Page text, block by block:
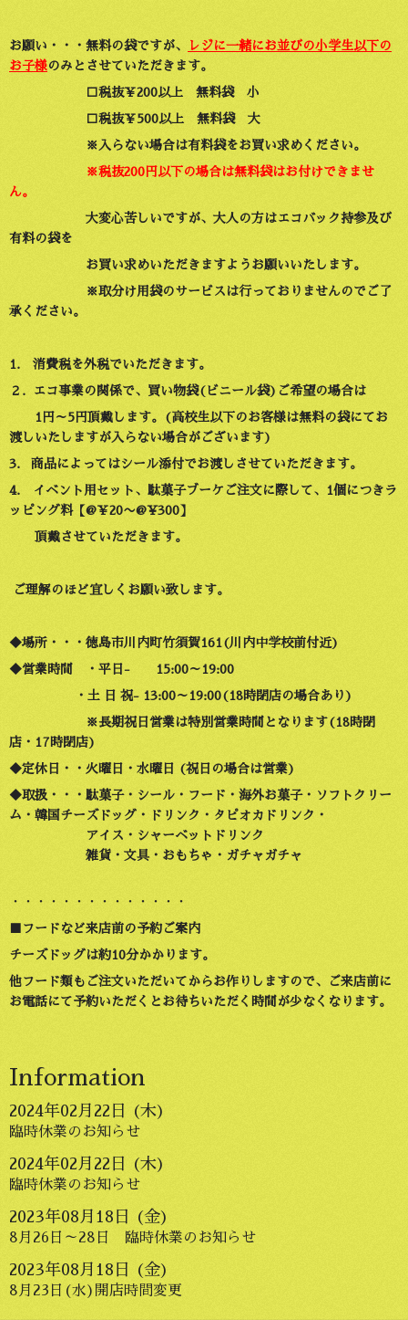
お願い・・・無料の袋ですが、
レジに一緒にお並びの小学生以下の
お子様のみとさせていただきます。
□税抜￥200以上 無料袋 小
□税抜￥500以上 無料袋 大
※入らない場合は有料袋をお買い求めください。
※税抜200円以下の場合は無料袋はお付けできませ
ん。
大変心苦しいですが、大人の方はエコバック持参及び
有料の袋を
お買い求めいただきますようお願いいたします。
※取分け用袋のサービスは行っておりませんのでご了
承ください。
1. 消費税を外税でいただきます。
２. エコ事業の関係で、買い物袋(ビニール袋)ご希望の場合は
1円～5円頂戴します。(高校生以下のお客様は無料の袋にてお
渡しいたしますが入らない場合がございます)
3. 商品によってはシール添付でお渡しさせていただきます。
4. イベント用セット、駄菓子ブーケご注文に際して、1個につきラ
ッピング料【@￥20〜@¥300】
頂戴させていただきます。
ご理解のほど宜しくお願い致します。
◆場所・・・徳島市川内町竹須賀161(川内中学校前付近)
◆営業時間 ・平日- 15:00～19:00
・土 日 祝- 13:00～19:00(18時閉店の場合あり)
※長期祝日営業は特別営業時間となります(18時閉
店・17時閉店)
◆定休日・・火曜日・水曜日 (祝日の場合は営業)
◆取扱・・・駄菓子・シール・フード・海外お菓子・ソフトクリー
ム・韓国チーズドッグ・ドリンク・タピオカドリンク・
アイス・シャーベットドリンク
雑貨・文具・おもちゃ・ガチャガチャ
・・・・・・・・・・・・・・
■フードなど来店前の予約ご案内
チーズドッグは約10分かかります。
他フード類もご注文いただいてからお作りしますので、ご来店前に
お電話にて予約いただくとお待ちいただく時間が少なくなります。
Information
2024年02月 22 日 (木)
臨時休業のお知らせ
2024年02月 22 日 (木)
臨時休業のお知らせ
2023年08 月 18 日 (金)
8月26日～28日 臨時休業のお知らせ
2023年08 月 18 日 (金)
8月23日(水)開店時間変更